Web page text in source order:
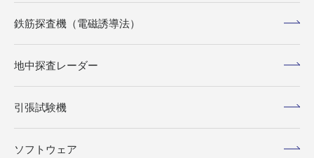
鉄筋探査機（電磁誘導法）
地中探査レーダー
引張試験機
ソフトウェア